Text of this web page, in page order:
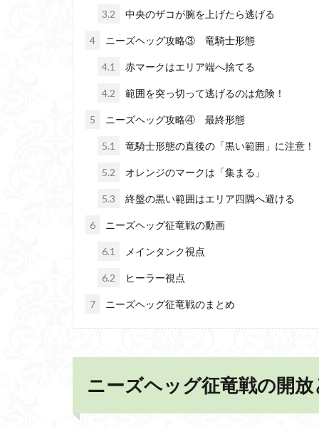
3.2 中央のザコが腕を上げたら逃げる
4 ニーズヘッグ攻略③ 竜騎士形態
4.1 赤マークはエリア端へ捨てる
4.2 範囲を突っ切って逃げるのは危険！
5 ニーズヘッグ攻略④ 最終形態
5.1 竜騎士形態の直後の「黒い範囲」に注意！
5.2 オレンジのマークは「集まる」
5.3 終盤の黒い範囲はエリア四隅へ避ける
6 ニーズヘッグ征竜戦の動画
6.1 メインタンク視点
6.2 ヒーラー視点
7 ニーズヘッグ征竜戦のまとめ
ニーズヘッグ征竜戦の開放